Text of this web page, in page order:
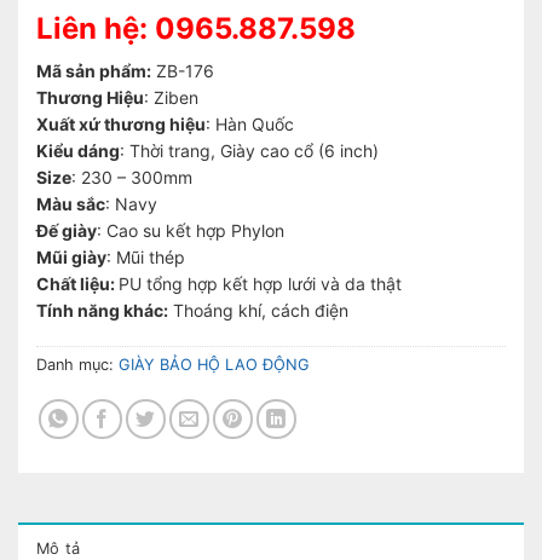
Liên hệ: 0965.887.598
Mã sản phẩm: ZB-176
Thương Hiệu: Ziben
Xuất xứ thương hiệu: Hàn Quốc
Kiểu dáng: Thời trang, Giày cao cổ (6 inch)
Size: 230 – 300mm
Màu sắc: Navy
Đế giày: Cao su kết hợp Phylon
Mũi giày: Mũi thép
Chất liệu: PU tổng hợp kết hợp lưới và da thật
Tính năng khác: Thoáng khí, cách điện
Danh mục: GIÀY BẢO HỘ LAO ĐỘNG
Mô tả